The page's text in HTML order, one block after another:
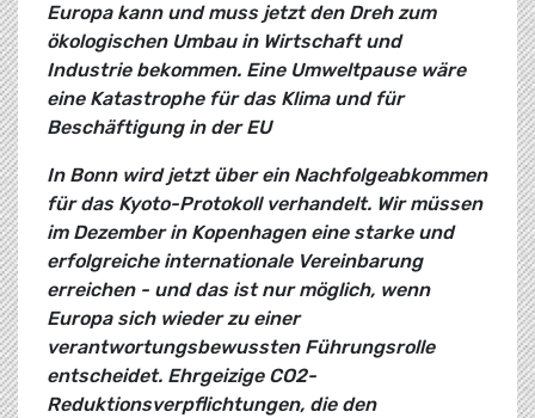
Europa kann und muss jetzt den Dreh zum
ökologischen Umbau in Wirtschaft und
Industrie bekommen. Eine Umweltpause wäre
eine Katastrophe für das Klima und für
Beschäftigung in der EU
In Bonn wird jetzt über ein Nachfolgeabkommen
für das Kyoto-Protokoll verhandelt. Wir müssen
im Dezember in Kopenhagen eine starke und
erfolgreiche internationale Vereinbarung
erreichen - und das ist nur möglich, wenn
Europa sich wieder zu einer
verantwortungsbewussten Führungsrolle
entscheidet. Ehrgeizige CO2-
Reduktionsverpflichtungen, die den